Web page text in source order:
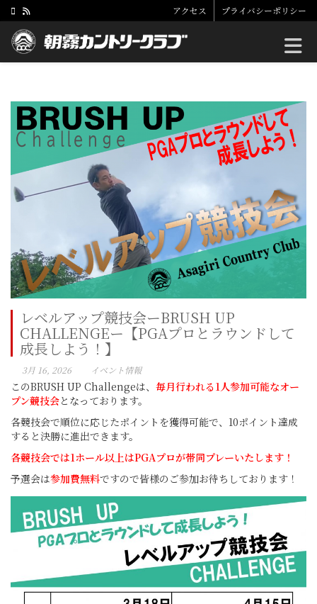
アクセス プライバシーポリシー
レベルアップ競技会ーBRUSH UP
CHALLENGEー【PGAプロとラウンドして
成長しよう！】
3月 16, 2026 イベント情報
このBRUSH UP Challengeは、 毎月行われる1人参加可能なオー
プン競技会となっております。
各競技会で順位に応じたポイントを獲得可能で、10ポイント達成
すると決勝に進出できます。
各競技会では1ホール以上はPGAプロが帯同プレーいたします！
予選会は参加費無料ですので皆様のご参加お待ちしております！